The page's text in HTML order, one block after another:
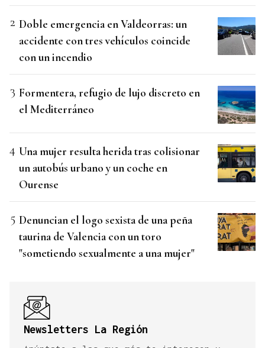
Doble emergencia en Valdeorras: un
accidente con tres vehículos coincide
con un incendio
Formentera, refugio de lujo discreto en
el Mediterráneo
Una mujer resulta herida tras colisionar
un autobús urbano y un coche en
Ourense
Denuncian el logo sexista de una peña
taurina de Valencia con un toro
"sometiendo sexualmente a una mujer"
Newsletters La Región